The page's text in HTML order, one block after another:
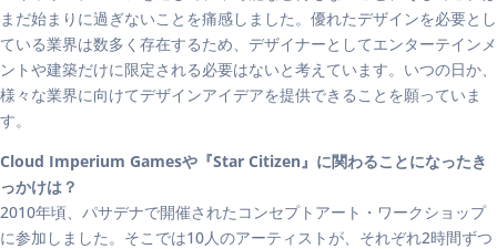
まだ始まりに過ぎないことを痛感しました。優れたデザインを必要とし
ている業界は数多く存在するため、デザイナーとしてエンターテインメ
ントや建築だけに限定される必要はないと考えています。いつの日か、
様々な業界に向けてデザインアイデアを提供できることを願っていま
す。
Cloud Imperium Gamesや『Star Citizen』に関わることになったき
っかけは？
2010年頃、パサデナで開催されたコンセプトアート・ワークショップ
に参加しました。そこでは10人のアーティストが、それぞれ2時間ずつ